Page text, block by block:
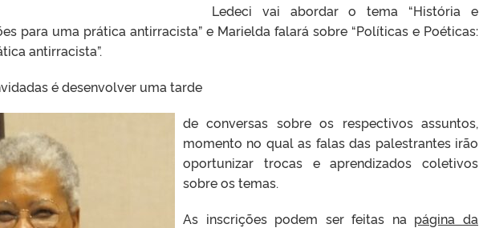
Ledeci vai abordar o tema “História e
para uma prática antirracista” e Marielda falará sobre “Políticas e Poéticas:
antirracista”.
é desenvolver uma tarde
de conversas sobre os respectivos assuntos,
momento no qual as falas das palestrantes irão
oportunizar trocas e aprendizados coletivos
sobre os temas.
As inscrições podem ser feitas na página da